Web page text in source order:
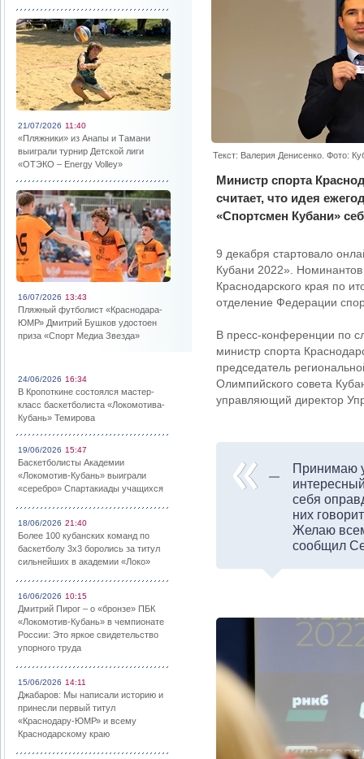
21/07/2026 11:40
«Пляжники» из Анапы и Тамани
выиграли турнир Детской лиги
«ОТЭКО – Energy Volley»
16/07/2026 13:43
Пляжный футболист «Краснодара-
ЮМР» Дмитрий Бушков удостоен
приза «Спорт Медиа Звезда»
24/06/2026 16:34
В Кропоткине состоялся мастер-
класс баскетболиста «Локомотива-
Кубань» Темирова
19/06/2026 15:47
Баскетболисты Академии
«Локомотив-Кубань» выиграли
«серебро» Спартакиады учащихся
18/06/2026 21:40
Более 100 кубанских команд по
баскетболу 3х3 боролись за титул
сильнейших в академии «Локо»
16/06/2026 10:15
Дмитрий Пирог – о «бронзе» ПБК
«Локомотив-Кубань» в чемпионате
России: Это яркое свидетельство
упорного труда
15/06/2026 14:11
Джабаров: Мы написали историю и
принесли первый титул
«Краснодару-ЮМР» и всему
Краснодарскому краю
Текст: Валерия Денисенко. Фото:
Министр спорта
считает, что идея
«Спортсмен Кубани»
9 декабря стартовало
Кубани 2022». Номинантов
Краснодарского края по
отделение Федерации
В пресс-конференции по
министр спорта
председатель
Олимпийского совета
управляющий директор
Принимаю
себя
них
Желаю
сообщил